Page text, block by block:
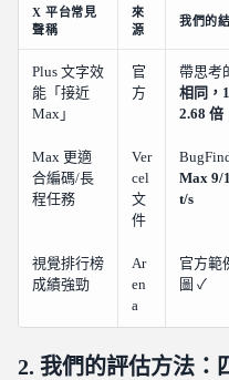
X 平台常見
聲稱
來
源
我們的
Plus 文字效
能「接近
Max」
官
方
帶思考
相同，
2.68 倍
Max 更適
合編碼/長
程任務
Ver
cel
文
件
Max 9/
t/s
視覺排行榜
成績強勁
Ar
en
a
官方範
圖 ✓
2. 我們的評估方法：